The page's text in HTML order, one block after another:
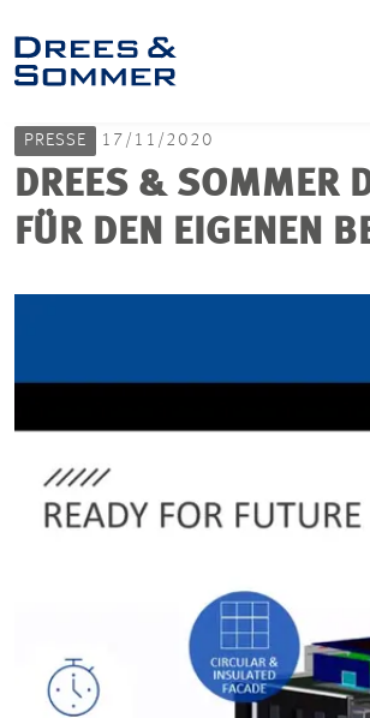
PRESSE 17/11/2020
DREES & SOMMER
FÜR DEN EIGENEN